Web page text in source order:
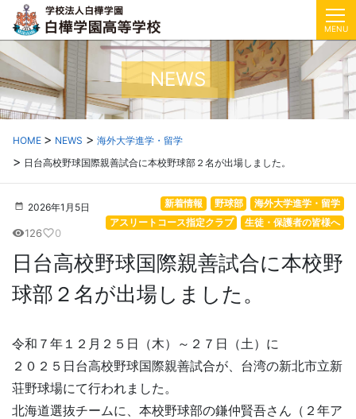
MENU
NEWS
HOME NEWS
海外大学進学・留学
日台高校野球国際親善試合に本校野球部２名が出場しました。
2026年1月5日 海外大学進学・留学
野球部
新着情報
生徒・保護者の皆様へ
アスリートコース指定クラブ
visibility126favorite_border0
日台高校野球国際親善試合に本校野
球部２名が出場しました。
令和７年１２月２５日（木）～２７日（土）に
２０２５日台高校野球国際親善試合が、台湾の新北市立新
荘野球場にて行われました。
北海道選抜チームに、本校野球部の鎌仲賢吾さん（２年ア